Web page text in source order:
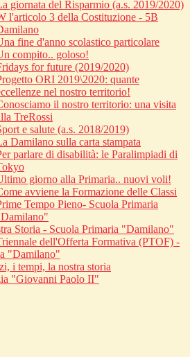
giornata del Risparmio (a.s. 2019/2020)
l'articolo 3 della Costituzione - 5B
fine d'anno scolastico particolare
compito.. goloso!
for future (2019/2020)
ORI 2019\2020: quante
nel nostro territorio!
il nostro territorio: una visita
TreRossi
e salute (a.s. 2018/2019)
Damilano sulla carta stampata
parlare di disabilità: le Paralimpiadi di
giorno alla Primaria.. nuovi voli!
avviene la Formazione delle Classi
Tempo Pieno- Scuola Primaria
Storia - Scuola Primaria "Damilano"
dell'Offerta Formativa (PTOF) -
"Damilano"
i tempi, la nostra storia
"Giovanni Paolo II"